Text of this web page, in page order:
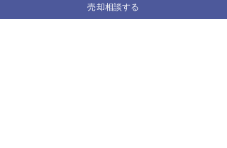
利用が想定される駅としては、東急東横線および大
井町線の自由が丘駅が生活圏の中心に入り、渋谷方
売却相談する